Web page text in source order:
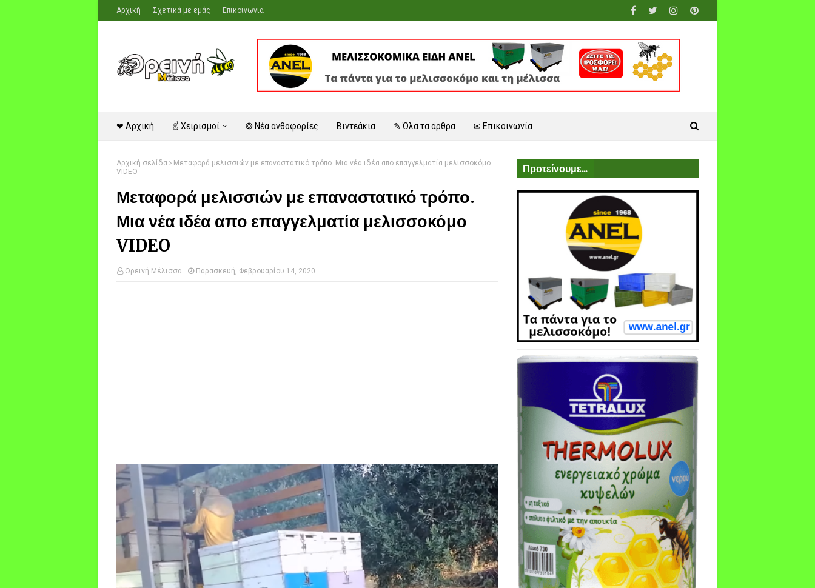
Αρχική Σχετικά με εμάς Επικοινωνία
❤ Αρχική ☝ Χειρισμοί ❂ Νέα ανθοφορίες Βιντεάκια ✎ Όλα τα άρθρα ✉ Επικοινωνία
Αρχική σελίδα
Μεταφορά μελισσιών με επαναστατικό τρόπο. Μια νέα ιδέα απο επαγγελματία μελισσοκόμο
VIDEO
Μεταφορά μελισσιών με επαναστατικό τρόπο.
Μια νέα ιδέα απο επαγγελματία μελισσοκόμο
VIDEO
Ορεινή Μέλισσα Παρασκευή, Φεβρουαρίου 14, 2020
Προτείνουμε...